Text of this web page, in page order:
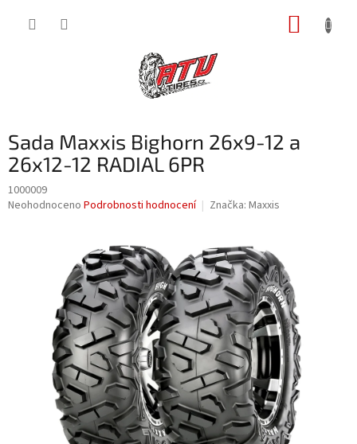
Sada Maxxis Bighorn 26x9-12 a
26x12-12 RADIAL 6PR
1000009
Průměrné
hvězdiček.
Neohodnoceno Podrobnosti hodnocení Značka: Maxxis